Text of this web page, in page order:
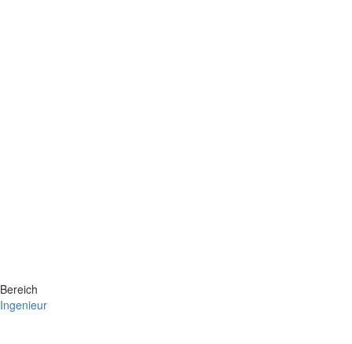
Bereich
Ingenieur